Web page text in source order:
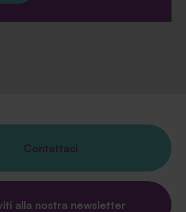
Contattaci
alla nostra newsletter